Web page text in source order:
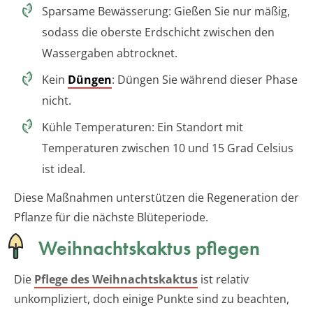
Sparsame Bewässerung: Gießen Sie nur mäßig,
sodass die oberste Erdschicht zwischen den
Wassergaben abtrocknet.
Kein Düngen: Düngen Sie während dieser Phase
nicht.
Kühle Temperaturen: Ein Standort mit
Temperaturen zwischen 10 und 15 Grad Celsius
ist ideal.
Diese Maßnahmen unterstützen die Regeneration der
Pflanze für die nächste Blüteperiode.
Weihnachtskaktus pflegen
Die Pflege des Weihnachtskaktus ist relativ
unkompliziert, doch einige Punkte sind zu beachten,